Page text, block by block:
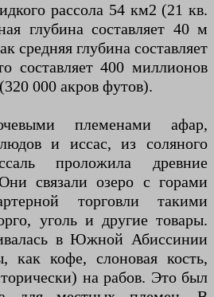
рассола 54 км2 (21 кв.
глубина составляет 40 м
средняя глубина составляет
составляет 400 миллионов
000 акров футов).
племенами афар,
и иссас, из соляного
проложила древние
связали озеро с горами
торговли такими
уголь и другие товары.
в Южной Абиссинии
как кофе, слоновая кость,
на рабов. Это был